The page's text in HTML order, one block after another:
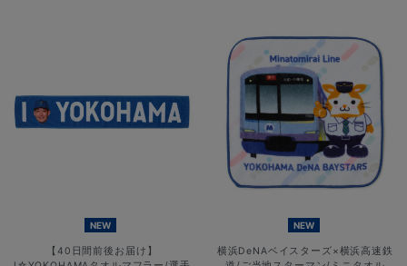
NEW
【40日間前後お届け】
NEW
横浜DeNAベイスターズ×横浜高速鉄